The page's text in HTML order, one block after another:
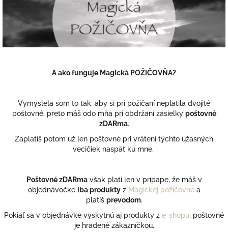
A ako funguje Magická POŽIČOVŇA?
Vymyslela som to tak, aby si pri požičaní neplatila dvojité
poštovné, preto máš odo mňa pri obdržaní zásielky poštovné
zDARma.
Zaplatíš potom už len poštovné pri vrátení týchto úžasných
vecičiek naspäť ku mne.
Poštovné zDARmavšak platí len v prípape, že máš v
objednávočke iba produkty z Magickej požičovnea
platíš prevodom.
Pokiaľ sa v objednávke vyskytnú aj produkty z e-shopu, poštovné
je hradené zákazníčkou.